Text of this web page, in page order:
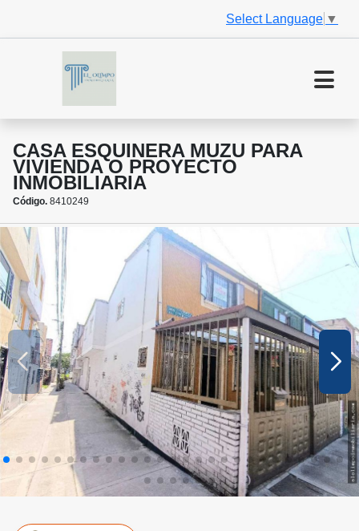
Select Language ▼
CASA ESQUINERA MUZU PARA
VIVIENDA O PROYECTO
INMOBILIARIA
Código. 8410249